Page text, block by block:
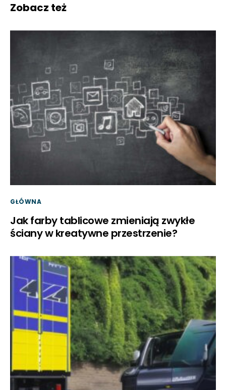
Zobacz też
GŁÓWNA
Jak farby tablicowe zmieniają zwykłe
ściany w kreatywne przestrzenie?